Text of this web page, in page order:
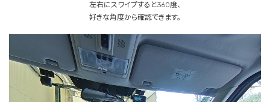
左右にスワイプすると360度、
好きな角度から確認できます。